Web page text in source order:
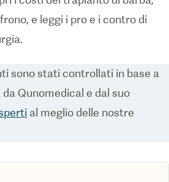
e leggi i pro e i contro di
sono stati controllati in base a
Qunomedical e dal suo
al meglio delle nostre